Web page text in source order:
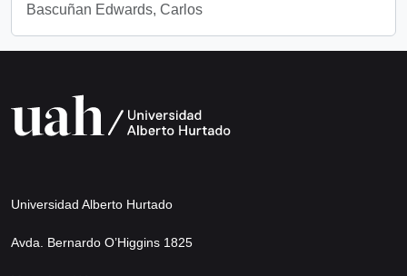
Bascuñan Edwards, Carlos
Universidad Alberto Hurtado
Avda. Bernardo O’Higgins 1825